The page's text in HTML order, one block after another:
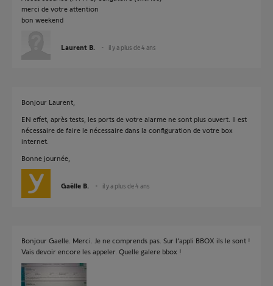
merci de votre attention
bon weekend
Laurent B. il y a plus de 4 ans
Bonjour Laurent,
EN effet, après tests, les ports de votre alarme ne sont plus ouvert. Il est
nécessaire de faire le nécessaire dans la configuration de votre box
internet.
Bonne journée,
Gaëlle B. il y a plus de 4 ans
Bonjour Gaelle. Merci. Je ne comprends pas. Sur l’appli BBOX ils le sont !
Vais devoir encore les appeler. Quelle galere bbox !